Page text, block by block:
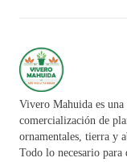
Vivero Mahuida es
comercialización de
ornamentales, tierra y
Todo lo necesario